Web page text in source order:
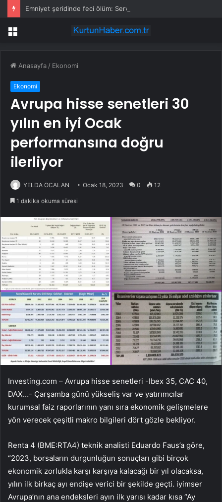
Menü
Anasayfa / Ekonomi
Ekonomi
Avrupa hisse senetleri 30
yılın en iyi Ocak
performansına doğru
ilerliyor
YELDA ÖCALAN Ocak 18, 2023 0 12
1 dakika okuma süresi
Investing.com – Avrupa hisse senetleri -Ibex 35, CAC 40,
DAX…- Çarşamba günü yükseliş var ve yatırımcılar
kurumsal faiz raporlarının yanı sıra ekonomik gelişmelere
yön verecek çeşitli makro bilgileri dört gözle bekliyor.
Renta 4 (BME:RTA4) teknik analisti Eduardo Faus’a göre,
“2023, borsaların durgunluğun sonuçları gibi birçok
ekonomik zorlukla karşı karşıya kalacağı bir yıl olacaksa,
yılın ilk birkaç ayı endişe verici bir şekilde geçti. iyimser
Avrupa’nın ana endeksleri ayın ilk yarısı kadar kısa “Ay